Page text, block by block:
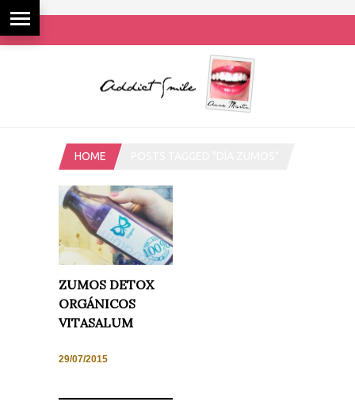
HOME
ZUMOS DETOX
ORGÁNICOS
VITASALUM
29/07/2015